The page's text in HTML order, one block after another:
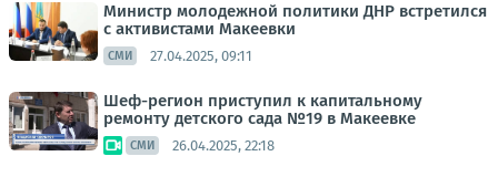
Министр молодежной политики ДНР встретился
с активистами Макеевки
СМИ 27.04.2025, 09:11
Шеф-регион приступил к капитальному
ремонту детского сада №19 в Макеевке
СМИ 26.04.2025, 22:18